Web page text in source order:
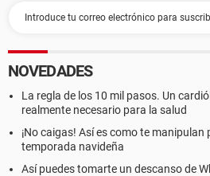
NOVEDADES
La regla de los 10 mil pasos. Un
realmente necesario para la salud
¡No caigas! Así es como te
temporada navideña
Así puedes tomarte un descanso de